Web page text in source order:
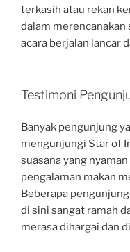
terkasih atau rekan
dalam
acara berjalan lancar
Testimoni
Banyak pengunjung
mengunjungi Star of
suasana yang
pengalaman makan
Beberapa
di sini sangat ramah
merasa dihargai dan